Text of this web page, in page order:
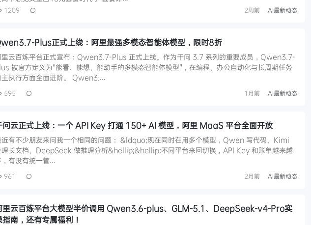
1209 2周前 AI最新动态
Plus正式上线：阿里最强多模态智能体模型，限时8折
里云百炼平台正式宣布：Qwen3.7-Plus 正式上线。作为千问 3.7 系列的重要成员，Qwen3.7-
被官方定义为"能看、能想、能动手的多模态智能体模型"，在编程、办公自动化与长周期任务
主执行方面全面进阶。 Qwen3.…
595 1月前 AI最新动态
问云正式上线：一个 API Key 打通 150+ AI 模型，阿里 MaaS 平台全面开放
近有不少朋友来问我一个相同的问题： &ldquo;现在同时在用多个模型，Qwen 写代码、Kimi
理长文档、DeepSeek 做推理分析&hellip;&hellip;不同平台来回切换，API Key 和账单越来越
，有没有统一管…
961 2月前 AI最新动态
里云百炼平台大模型半价调用 Qwen3.6-plus、GLM-5.1、DeepSeek-v4-Pro实
指南，还有专属福利！